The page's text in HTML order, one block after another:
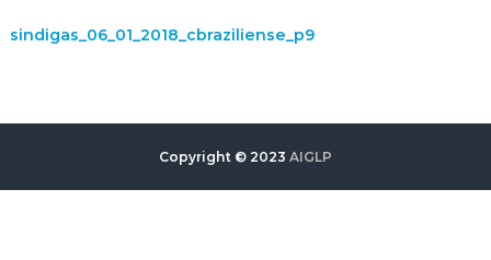
sindigas_06_01_2018_cbraziliense_p9
Copyright © 2023 AIGLP